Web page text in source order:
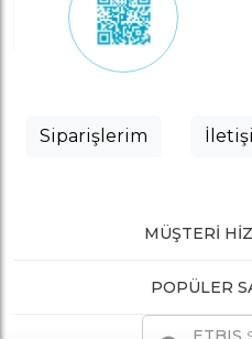
Siparişlerim
MÜŞTERI
POPÜLER